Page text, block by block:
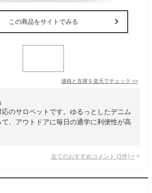
この商品をサイトでみる
価格と在庫を楽天でチェック >>
のサロペットです。ゆるっとしたデニム
、アウトドアに毎日の通学に利便性が高
全てのおすすめコメント (1 件) >